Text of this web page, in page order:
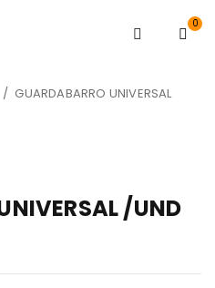
0
/ GUARDABARRO UNIVERSAL
/UND